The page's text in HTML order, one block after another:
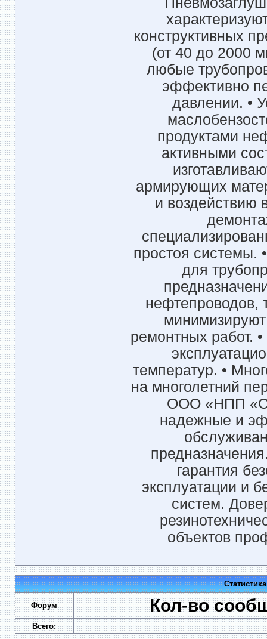
конструктивных
(от 40 до 2000
любые
эффективно
давлении. •
продуктами
активными
армирующих
и воздействию
простоя системы.
для
нефтепроводов,
ремонтных работ.
температур. •
на многолетний
ООО «НПП
надежные и
гарантия
эксплуатации и
систем.
объектов
Форум Кол-во
Всего: